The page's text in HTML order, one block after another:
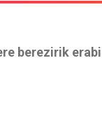
berezirik